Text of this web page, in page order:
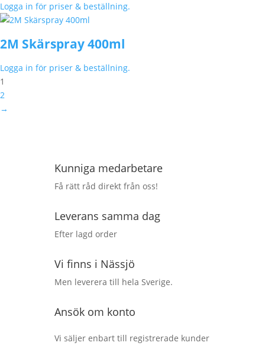
Logga in för priser & beställning.
2M Skärspray 400ml
Logga in för priser & beställning.
1
2
→
Kunniga medarbetare
Få rätt råd direkt från oss!
Leverans samma dag
Efter lagd order
Vi finns i Nässjö
Men leverera till hela Sverige.
Ansök om konto
Vi säljer enbart till registrerade kunder